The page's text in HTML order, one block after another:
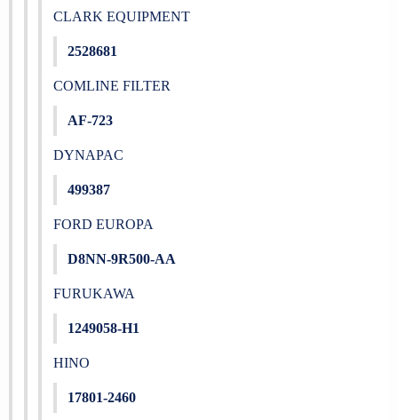
CLARK EQUIPMENT
2528681
COMLINE FILTER
AF-723
DYNAPAC
499387
FORD EUROPA
D8NN-9R500-AA
FURUKAWA
1249058-H1
HINO
17801-2460